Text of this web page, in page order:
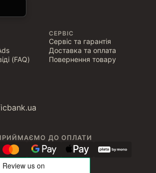
(FAQ)
СЕРВІС
Сервіс та гарантія
Доставка та оплата
Повернення товару
ДО ОПЛАТИ